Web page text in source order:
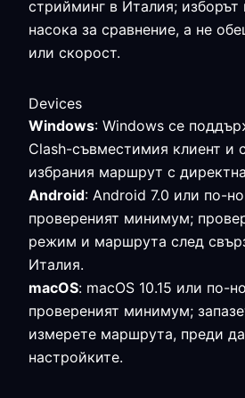
стрийминг в Италия;
насока за сравнение, а не
или скорост.
Devices
Windows: Windows се
Clash-съвместимия клиент и
избрания маршрут с
Android: Android 7.0 или по-
провереният минимум;
режим и маршрута след
Италия.
macOS: macOS 10.15 или по-
провереният минимум;
измерете маршрута, преди
настройките.